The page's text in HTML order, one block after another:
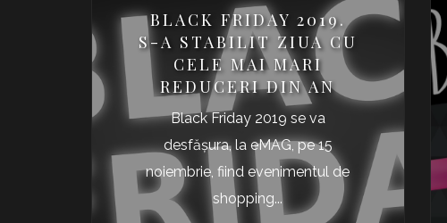
BLACK FRIDAY 2019.
S-A STABILIT ZIUA CU
CELE MAI MARI
REDUCERI DIN AN
Black Friday 2019 se va
desfășura, la eMAG, pe 15
noiembrie, fiind evenimentul de
shopping...